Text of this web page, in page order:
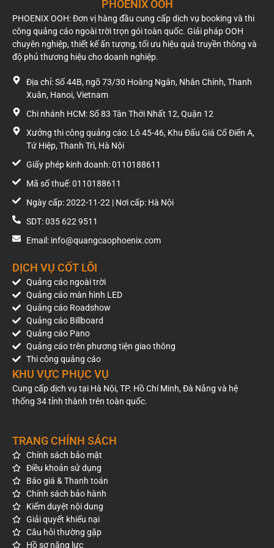
Tạo điểm nhấn và gây ấn tượng mạnh mẽ: Một booth
check in sự kiện được trang trí bài bản, sinh động sẽ
ngay lập tức thu hút sự chú ý, thể hiện sự chuyên
nghiệp và chỉn chu của ban tổ chức.
tưởng để khách mời gặp gỡ, giao lưu và tương tác với
nhau một cách tự nhiên trước khi sự kiện chính thức
bắt đầu.
bức ảnh đẹp lung linh sẽ được khách mời hào hứng
chia sẻ lên mạng xã hội. Như chuyên gia sự kiện của
Phoenix OOH đã nhận định: “Mỗi bức ảnh checkin là
một “content” miễn phí, giúp sự kiện phủ sóng toàn
mạng xã hội.”
Lưu giữ khoảnh khắc đáng nhớ: Những bức ảnh được
của bạn sau này.
Quy trình dịch vụ thi công booth chụp ảnh
checkin chuyên nghiệp
Sự khác biệt giữa một photo booth nghiệp dư và một tác
phẩm chuyên nghiệp nằm ở quy trình. Một quy trình chặt chẽ
không chỉ là cam kết về chất lượng, mà còn là ‘bảo hiểm’ cho
sự kiện của bạn trước những rủi ro về tiến độ và thẩm mỹ
không đáng có. Dưới đây là 5 bước cốt lõi trong quy trình thi
công photo booth.
PHOENIX OOH
PHOENIX OOH: Đơn vị hàng đầu cung cấp dịch vụ booking và thi
công quảng cáo ngoài trời trọn gói toàn quốc. Giải pháp OOH
chuyên nghiệp, thiết kế ấn tượng, tối ưu hiệu quả truyền thông và
độ phủ thương hiệu cho doanh nghiệp.
Địa chỉ: Số 44B, ngõ 73/30 Hoàng Ngân, Nhân Chính, Thanh
Xuân, Hanoi, Vietnam
Chi nhánh HCM: Số 83 Tân Thới Nhất 12, Quận 12
Xưởng thi công quảng cáo: Lô 45-46, Khu Đấu Giá Cổ Điển A,
Tứ Hiệp, Thanh Trì, Hà Nội
Giấy phép kinh doanh: 0110188611
Mã số thuế: 0110188611
Ngày cấp: 2022-11-22 | Nơi cấp: Hà Nội
SDT: 035 622 9511
Email: info@quangcaophoenix.com
DỊCH VỤ CỐT LÕI
Quảng cáo ngoài trời
Quảng cáo màn hình LED
Quảng cáo Roadshow
Quảng cáo Billboard
Quảng cáo Pano
Quảng cáo trên phương tiện giao thông
Thi công quảng cáo
KHU VỰC PHỤC VỤ
Cung cấp dịch vụ tại Hà Nội, TP. Hồ Chí Minh, Đà Nẵng và hệ
thống 34 tỉnh thành trên toàn quốc.
TRANG CHÍNH SÁCH
Chính sách bảo mật
Điều khoản sử dụng
Báo giá & Thanh toán
Chính sách bảo hành
Kiểm duyệt nội dung
Giải quyết khiếu nại
Câu hỏi thường gặp
Hồ sơ năng lực